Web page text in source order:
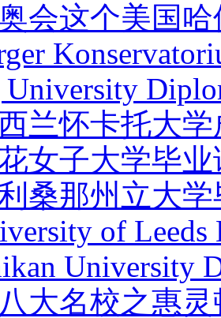
会这个美国
University
兰怀卡托大
女子大学毕
桑那州立大
of Leeds
University
大名校之惠